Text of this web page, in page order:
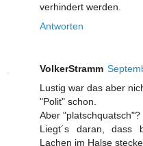
verhindert werden.
Antworten
VolkerStramm
Lustig war das aber
"Polit" schon.
Aber "platschquatsch"?
Liegt´s daran, dass
Lachen im Halse